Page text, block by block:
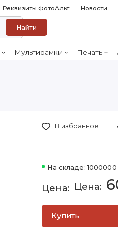
Реквизиты ФотоАльт Новости
Найти
Мультирамки Печать
На складе: 1000000
Купить
В избранное